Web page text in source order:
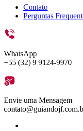
Contato
Perguntas
WhatsApp
+55 (32) 9 9124-9970
Envie uma Mensagem